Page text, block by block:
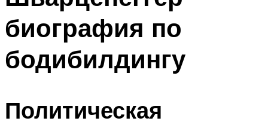
БАССЕЙН ДЛЯ ДОМА
ОЧИСТКА БАССЕЙНОВ
биография по
бодибилдингу
Политическая